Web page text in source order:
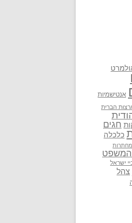
אנטישמיות
הברית
חגים
כלכלה
מחתרות
המשפט
ישראל
צהל